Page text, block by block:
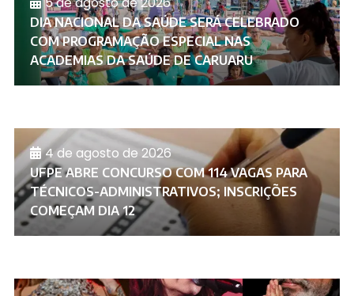
DIA NACIONAL DA SAÚDE SERÁ CELEBRADO
COM PROGRAMAÇÃO ESPECIAL NAS
ACADEMIAS DA SAÚDE DE CARUARU
4 de agosto de 2026
UFPE ABRE CONCURSO COM 114 VAGAS PARA
TÉCNICOS-ADMINISTRATIVOS; INSCRIÇÕES
COMEÇAM DIA 12